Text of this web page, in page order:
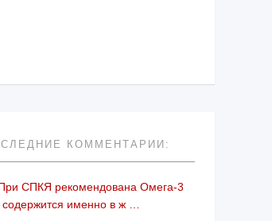
КОММЕНТАРИИ:
СПКЯ рекомендована Омега-3
содержится именно в ж …